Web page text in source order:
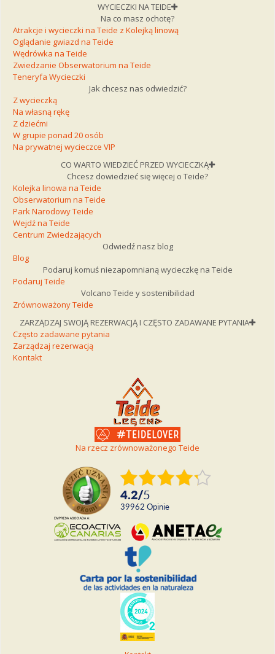
WYCIECZKI NA TEIDE
Na co masz ochotę?
Atrakcje i wycieczki na Teide z Kolejką linową
Oglądanie gwiazd na Teide
Wędrówka na Teide
Zwiedzanie Obserwatorium na Teide
Teneryfa Wycieczki
Jak chcesz nas odwiedzić?
Z wycieczką
Na własną rękę
Z dziećmi
W grupie ponad 20 osób
Na prywatnej wycieczce VIP
CO WARTO WIEDZIEĆ PRZED WYCIECZKĄ
Chcesz dowiedzieć się więcej o Teide?
Kolejka linowa na Teide
Obserwatorium na Teide
Park Narodowy Teide
Wejdź na Teide
Centrum Zwiedzających
Odwiedź nasz blog
Blog
Podaruj komuś niezapomnianą wycieczkę na Teide
Podaruj Teide
Volcano Teide y sostenibilidad
Zrównoważony Teide
ZARZĄDZAJ SWOJĄ REZERWACJĄ I CZĘSTO ZADAWANE PYTANIA
Często zadawane pytania
Zarządzaj rezerwacją
Kontakt
Na rzecz zrównoważonego Teide
4.2/5
39962 Opinie